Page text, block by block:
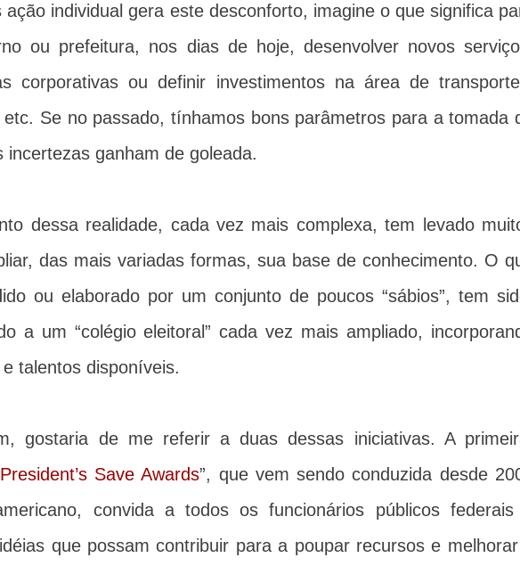
ação individual gera este desconforto, imagine o que significa
ou prefeitura, nos dias de hoje, desenvolver novos
corporativas ou definir investimentos na área de
Se no passado, tínhamos bons parâmetros para a tomada
incertezas ganham de goleada.
dessa realidade, cada vez mais complexa, tem levado
das mais variadas formas, sua base de conhecimento. O
ou elaborado por um conjunto de poucos “sábios”, tem
a um “colégio eleitoral” cada vez mais ampliado,
talentos disponíveis.
gostaria de me referir a duas dessas iniciativas. A
Save Awards”, que vem sendo conduzida desde
convida a todos os funcionários públicos
que possam contribuir para a poupar recursos e